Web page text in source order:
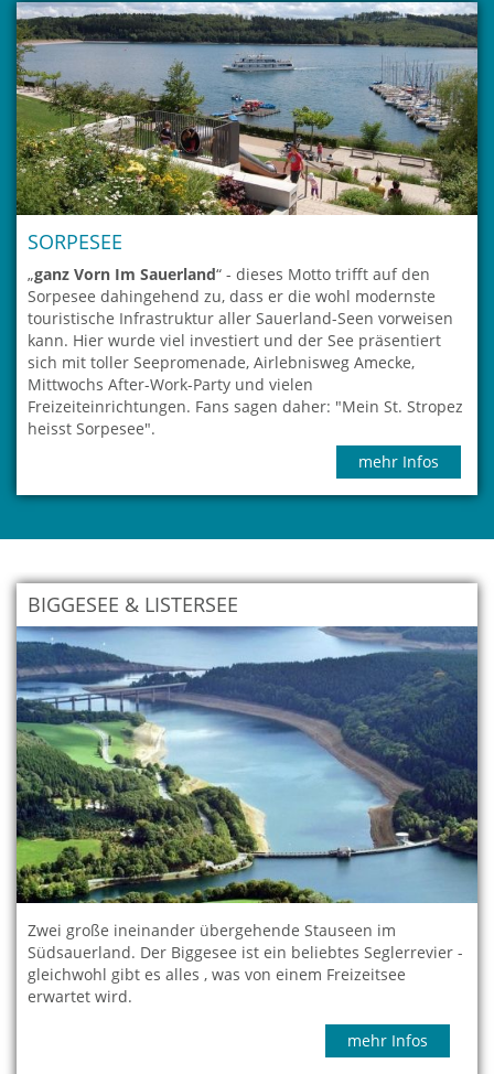
SORPESEE
„ganz Vorn Im Sauerland“ - dieses Motto trifft auf den
Sorpesee dahingehend zu, dass er die wohl modernste
touristische Infrastruktur aller Sauerland-Seen vorweisen
kann. Hier wurde viel investiert und der See präsentiert
sich mit toller Seepromenade, Airlebnisweg Amecke,
Mittwochs After-Work-Party und vielen
Freizeiteinrichtungen. Fans sagen daher: "Mein St. Stropez
heisst Sorpesee".
mehr Infos
BIGGESEE & LISTERSEE
Zwei große ineinander übergehende Stauseen im
Südsauerland. Der Biggesee ist ein beliebtes Seglerrevier -
gleichwohl gibt es alles , was von einem Freizeitsee
erwartet wird.
mehr Infos